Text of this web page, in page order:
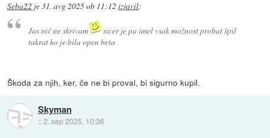
Seba22 je31. avg 2025 ob 11:12 izjavil:
Jas nič ne skrivam
sicer je pa imel vsak možnost probat špil
takrat ko je bila open beta
Škoda za njih, ker, če ne bi proval, bi sigurno kupil.
Skyman
::2. sep 2025, 10:36